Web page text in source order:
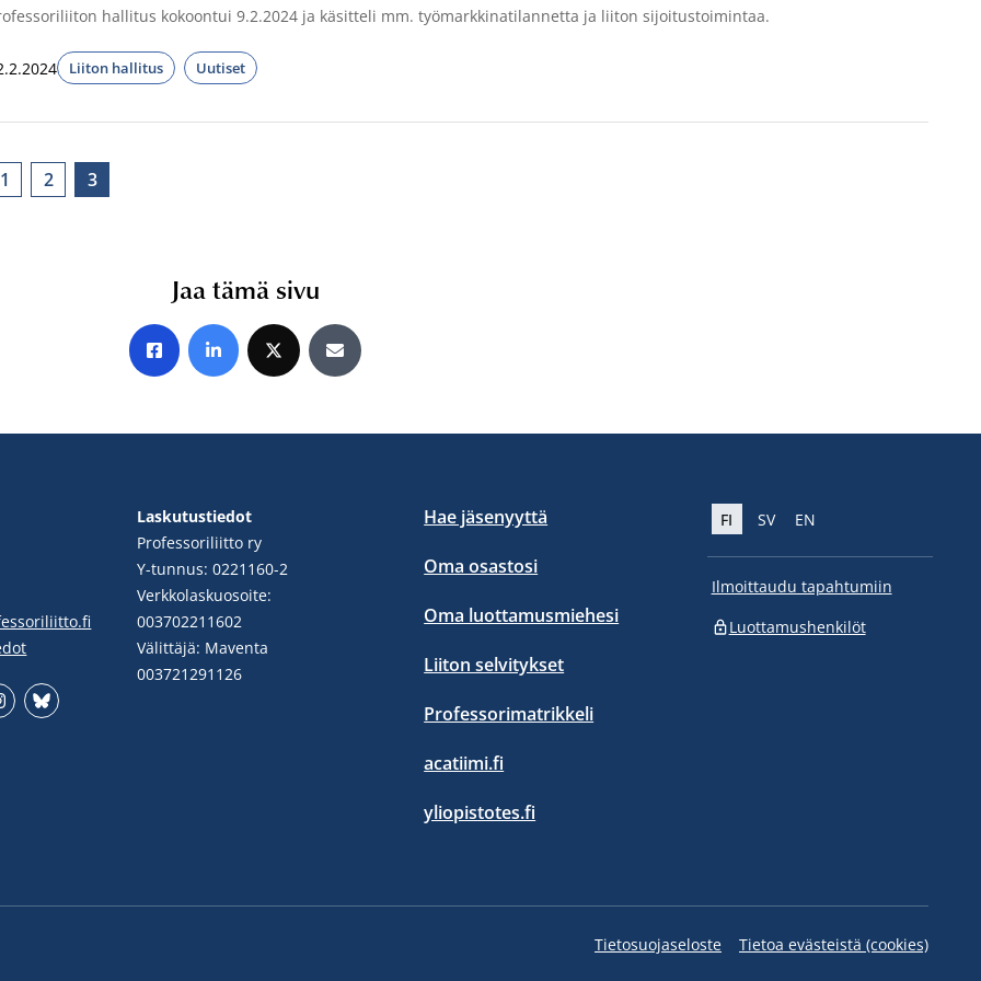
hallitus kokoontui 9.2.2024 ja käsitteli mm. työmarkkinatilannetta ja liiton sijoitustoimintaa.
Liiton hallitus Uutiset
1 2 3
Jaa tämä sivu
Jaa Facebookissa
Jaa LinkedInissä
Jaa X:ssäJaa sähköpostitse
Laskutustiedot
Professoriliitto ry
Y-tunnus: 0221160-2
Verkkolaskuosoite:
003702211602
Välittäjä: Maventa
003721291126
Hae jäsenyyttä
Oma osastosi
Oma luottamusmiehesi
Liiton selvitykset
Professorimatrikkeli
acatiimi.fi
yliopistotes.fi
FI SV EN
Ilmoittaudu tapahtumiin
Luottamushenkilöt
Tietosuojaseloste Tietoa evästeistä (cookies)